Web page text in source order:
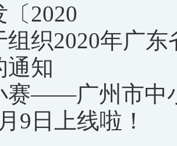
〔2020
组织2020年广
通知
赛——广州市中
9日上线啦！